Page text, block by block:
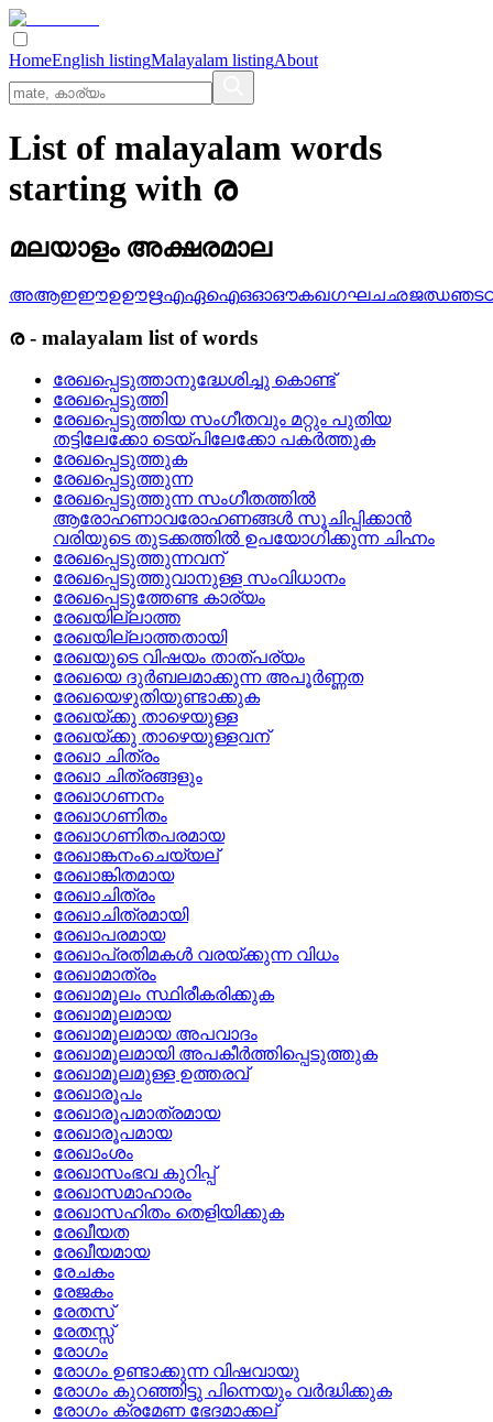
HomeEnglish listingMalayalam listingAbout
List of malayalam words
starting with ര
മലയാളം അക്ഷരമാല
അആഇഈഉഊഋഎഏഐഒഓഔകഖഗഘചഛജഝഞട
ര- malayalam list of words
രേഖപ്പെടുത്താനുദ്ധേശിച്ചു കൊണ്ട്
രേഖപ്പെടുത്തി
രേഖപ്പെടുത്തിയ സംഗീതവും മറ്റും പുതിയ
തട്ടിലേക്കോ ടെയ്‌പിലേക്കോ പകര്‍ത്തുക
രേഖപ്പെടുത്തുക
രേഖപ്പെടുത്തുന്ന
രേഖപ്പെടുത്തുന്ന സംഗീതത്തില്‍
ആരോഹണാവരോഹണങ്ങള്‍ സൂചിപ്പിക്കാന്‍
വരിയുടെ തുടക്കത്തില്‍ ഉപയോഗിക്കുന്ന ചിഹ്നം
രേഖപ്പെടുത്തുന്നവന്
രേഖപ്പെടുത്തുവാനുള്ള സംവിധാനം
രേഖപ്പെടുത്തേണ്ട കാര്യം
രേഖയില്ലാത്ത
രേഖയില്ലാത്തതായി
രേഖയുടെ വിഷയം താത്‌പര്യം
രേഖയെ ദുര്‍ബലമാക്കുന്ന അപൂര്‍ണ്ണത
രേഖയെഴുതിയുണ്ടാക്കുക
രേഖയ്‌ക്കു താഴെയുള്ള
രേഖയ്‌ക്കു താഴെയുള്ളവന്
രേഖാ ചിത്രം
രേഖാ ചിത്രങ്ങളും
രേഖാഗണനം
രേഖാഗണിതം
രേഖാഗണിതപരമായ
രേഖാങ്കനംചെയ്യല്
രേഖാങ്കിതമായ
രേഖാചിത്രം
രേഖാചിത്രമായി
രേഖാപരമായ
രേഖാപ്രതിമകള്‍ വരയ്‌ക്കുന്ന വിധം
രേഖാമാത്രം
രേഖാമൂലം സ്ഥിരീകരിക്കുക
രേഖാമൂലമായ
രേഖാമൂലമായ അപവാദം
രേഖാമൂലമായി അപകീര്‍ത്തിപ്പെടുത്തുക
രേഖാമൂലമുള്ള ഉത്തരവ്
രേഖാരൂപം
രേഖാരൂപമാത്രമായ
രേഖാരൂപമായ
രേഖാംശം
രേഖാസംഭവ കുറിപ്പ്
രേഖാസമാഹാരം
രേഖാസഹിതം തെളിയിക്കുക
രേഖീയത
രേഖീയമായ
രേചകം
രേജകം
രേതസ്
രേതസ്സ്
രോഗം
രോഗം ഉണ്ടാക്കുന്ന വിഷവായു
രോഗം കുറഞ്ഞിട്ടു പിന്നെയും വര്‍ദ്ധിക്കുക
രോഗം ക്രമേണ ഭേദമാക്കല്